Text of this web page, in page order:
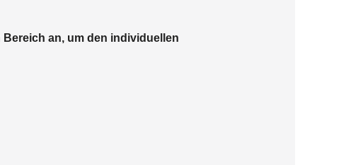
an, um den individuellen